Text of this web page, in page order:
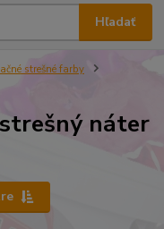
Hľadať
strešné farby
náter